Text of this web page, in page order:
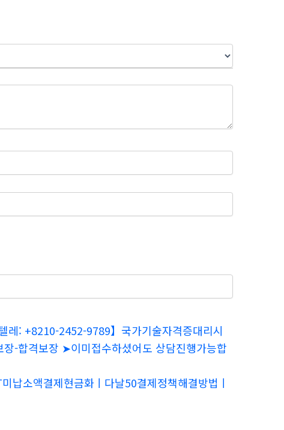
: +8210-2452-9789】국가기술자격증대리시
-합격보장 ➤이미접수하셨어도 상담진행가능합
납소액결제현금화ㅣ다날50결제정책해결방법ㅣ